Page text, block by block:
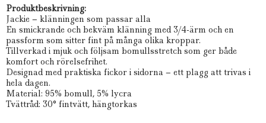
Produktbeskrivning:
Jackie – klänningen som passar alla
En smickrande och bekväm klänning med 3/4-ärm och en
passform som sitter fint på många olika kroppar.
Tillverkad i mjuk och följsam bomullsstretch som ger både
komfort och rörelsefrihet.
Designad med praktiska fickor i sidorna – ett plagg att trivas i
hela dagen.
Material: 95% bomull, 5% lycra
Tvättråd: 30° fintvätt, hängtorkas